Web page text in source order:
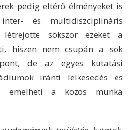
pedig eltérő élményeket is
és multidiszciplináris
létrejötte sokszor ezeket a
hiszen nem csupán a sok
de az egyes kutatási
iránti lelkesedés és
emelheti a közös munka